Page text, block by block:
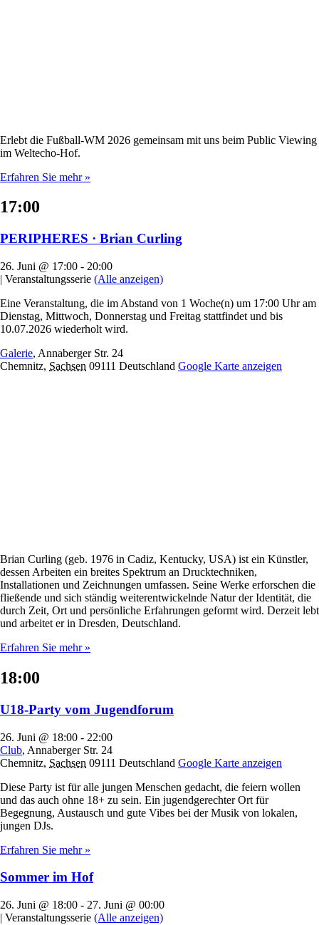
Erlebt die Fußball-WM 2026 gemeinsam mit uns beim Public Viewing
im Weltecho-Hof.
Erfahren Sie mehr »
17:00
PERIPHERES · Brian Curling
26. Juni @ 17:00 - 20:00
| Veranstaltungsserie (Alle anzeigen)
Eine Veranstaltung, die im Abstand von 1 Woche(n) um 17:00 Uhr am
Dienstag, Mittwoch, Donnerstag und Freitag stattfindet und bis
10.07.2026 wiederholt wird.
Galerie, Annaberger Str. 24
Chemnitz, Sachsen 09111 Deutschland Google Karte anzeigen
Brian Curling (geb. 1976 in Cadiz, Kentucky, USA) ist ein Künstler,
dessen Arbeiten ein breites Spektrum an Drucktechniken,
Installationen und Zeichnungen umfassen. Seine Werke erforschen die
fließende und sich ständig weiterentwickelnde Natur der Identität, die
durch Zeit, Ort und persönliche Erfahrungen geformt wird. Derzeit lebt
und arbeitet er in Dresden, Deutschland.
Erfahren Sie mehr »
18:00
U18-Party vom Jugendforum
26. Juni @ 18:00 - 22:00
Club, Annaberger Str. 24
Chemnitz, Sachsen 09111 Deutschland Google Karte anzeigen
Diese Party ist für alle jungen Menschen gedacht, die feiern wollen
und das auch ohne 18+ zu sein. Ein jugendgerechter Ort für
Begegnung, Austausch und gute Vibes bei der Musik von lokalen,
jungen DJs.
Erfahren Sie mehr »
Sommer im Hof
26. Juni @ 18:00 - 27. Juni @ 00:00
| Veranstaltungsserie (Alle anzeigen)